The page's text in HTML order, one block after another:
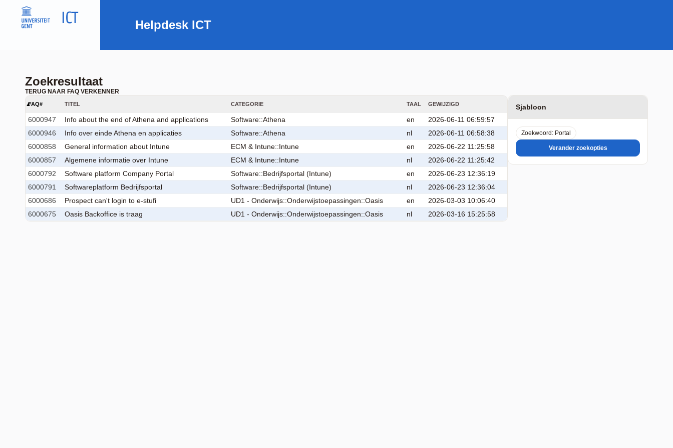
Helpdesk ICT
Zoekresultaat
TERUG NAAR FAQ VERKENNER
Sjabloon
Zoekwoord: Portal
Verander zoekopties
FAQ# TITEL CATEGORIE TAAL GEWIJZIGD
6000947 Info about the end of Athena and applications Software::Athena en
2026-06-11 06:59:57
6000946
Info over einde Athena en applicaties Software::Athena nl
2026-06-11 06:58:38
6000858
General information about Intune ECM & Intune::Intune en
2026-06-22 11:25:58
6000857
Algemene informatie over Intune ECM & Intune::Intune nl
2026-06-22 11:25:42
6000792
Software platform Company Portal Software::Bedrijfsportal (Intune) en
2026-06-23 12:36:19
6000791
Softwareplatform Bedrijfsportal Software::Bedrijfsportal (Intune) nl
2026-06-23 12:36:04
6000686
Prospect can't login to e-stufi UD1 - Onderwijs::Onderwijstoepassingen::Oasis en
2026-03-03 10:06:40
6000675
Oasis Backoffice is traag UD1 - Onderwijs::Onderwijstoepassingen::Oasis nl 2026-03-16 15:25:58